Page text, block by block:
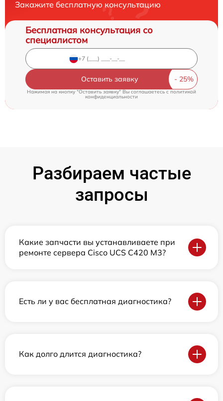
Закажите бесплатную консультацию
Бесплатная консультация со
специалистом
Оставить заявку
Нажимая на кнопку "Оставить заявку" Вы соглашаетесь cполитикой
конфиденциальности
Разбираем частые
запросы
Какие запчасти вы устанавливаете при
ремонте сервера Cisco UCS C420 M3?
Есть ли у вас бесплатная диагностика?
Как долго длится диагностика?